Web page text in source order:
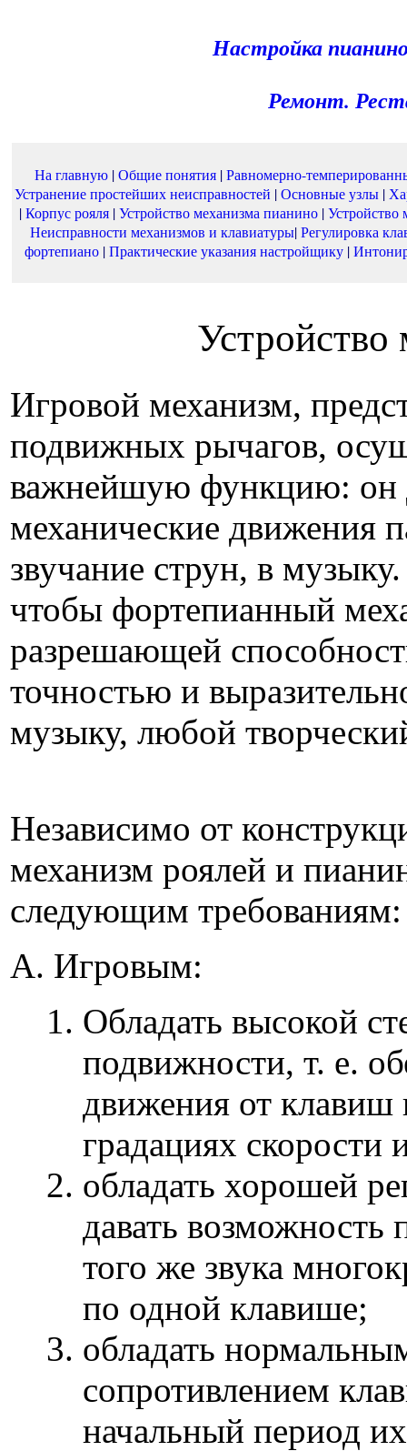
Настройка
Ремонт.
На главную|Общие понятия|Равномерно-
Устранение простейших неисправностей |Основные узлы |
|Корпус рояля|Устройство механизма пианино|Устройство
Неисправности механизмов и клавиатуры|Регулировка
фортепиано |Практические указания настройщику |
Игровой механизм,
подвижных рычагов,
важнейшую функцию: он
механические движения
звучание струн, в
чтобы фортепианный
разрешающей
точностью и
музыку, любой
Независимо от
механизм роялей и
следующим тре­бованиям:
А. Игровым:
Обладать высокой
подвижности, т. е.
движения от
градациях скорости
обладать хорошей
давать возможность
того же звука
по одной клавише;
обладать
сопротивлением
начальный период